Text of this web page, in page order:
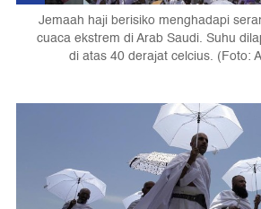
Jemaah haji berisiko menghadapi
cuaca ekstrem di Arab Saudi. Suhu
di atas 40 derajat celcius. (Foto: